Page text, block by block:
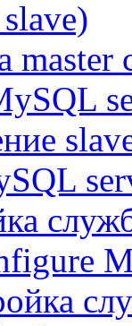
master